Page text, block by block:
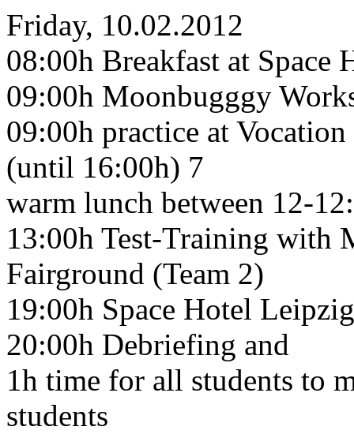
Friday, 10.02.2012
08:00h Breakfast at Space
09:00h Moonbugggy
09:00h practice at
(until 16:00h) 7
warm lunch between 12-
13:00h Test-Training with
Fairground (Team 2)
19:00h Space Hotel
20:00h Debriefing and
1h time for all students to
students